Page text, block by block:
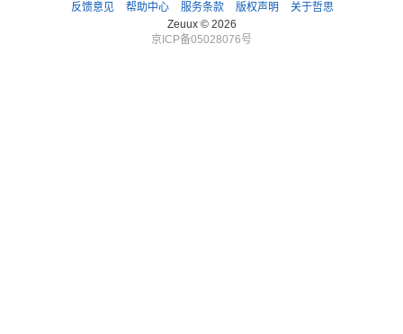
反馈意见 帮助中心 服务条款 版权声明
关于哲思
Zeuux © 2026
京ICP备05028076号